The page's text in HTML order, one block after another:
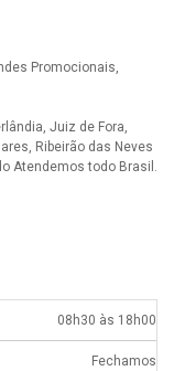
Promocionais,
Juiz de Fora,
Ribeirão das Neves
Atendemos todo Brasil.
08h30 às 18h00
Fechamos